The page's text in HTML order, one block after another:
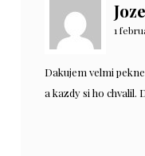
1
Dakujem velmi
a kazdy si ho chvalil.